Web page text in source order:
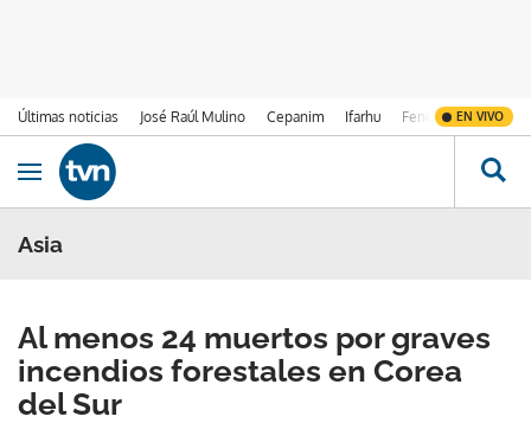
Últimas noticias José Raúl Mulino Cepanim Ifarhu Fenómeno de El
EN VIVO
Ir al contenido
Obrir navegació
Asia
Al menos 24 muertos por graves
incendios forestales en Corea
del Sur